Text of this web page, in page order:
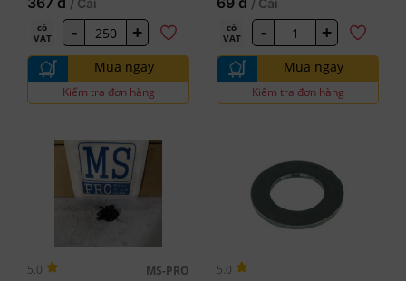
/ Cái
có
VAT
- +
Mua ngay
Kiểm tra đơn hàng
/ Cái
có
VAT
- +
Mua ngay
Kiểm tra đơn hàng
5.0 MS-PRO 5.0